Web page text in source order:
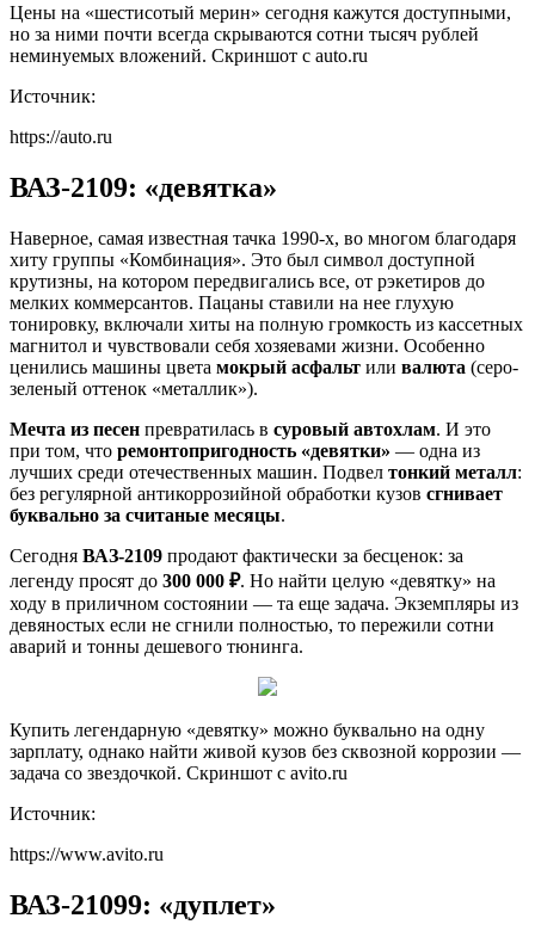
Цены на «шестисотый мерин» сегодня кажутся доступными,
но за ними почти всегда скрываются сотни тысяч рублей
неминуемых вложений. Скриншот с auto.ru
Источник:
https://auto.ru
ВАЗ-2109: «девятка»
Наверное, самая известная тачка 1990-х, во многом благодаря
хиту группы «Комбинация». Это был символ доступной
крутизны, на котором передвигались все, от рэкетиров до
мелких коммерсантов. Пацаны ставили на нее глухую
тонировку, включали хиты на полную громкость из кассетных
магнитол и чувствовали себя хозяевами жизни. Особенно
ценились машины цвета мокрый асфальт или валюта (серо-
зеленый оттенок «металлик»).
Мечта из песен превратилась в суровый автохлам. И это
при том, что ремонтопригодность «девятки» — одна из
лучших среди отечественных машин. Подвел тонкий металл:
без регулярной антикоррозийной обработки кузов сгнивает
буквально за считаные месяцы.
Сегодня ВАЗ-2109 продают фактически за бесценок: за
легенду просят до 300 000 ₽. Но найти целую «девятку» на
ходу в приличном состоянии — та еще задача. Экземпляры из
девяностых если не сгнили полностью, то пережили сотни
аварий и тонны дешевого тюнинга.
Купить легендарную «девятку» можно буквально на одну
зарплату, однако найти живой кузов без сквозной коррозии —
задача со звездочкой. Скриншот с avito.ru
Источник:
https://www.avito.ru
ВАЗ-21099: «дуплет»